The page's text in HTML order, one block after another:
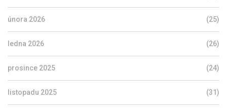
února 2026 (25)
ledna 2026 (26)
prosince 2025 (24)
listopadu 2025 (31)